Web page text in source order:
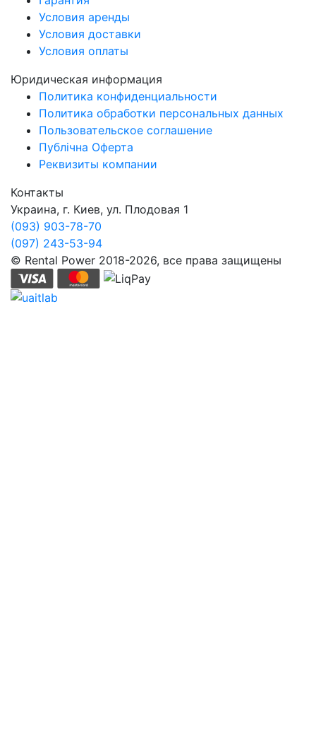
Условия аренды
Условия доставки
Условия оплаты
Юридическая информация
Политика конфиденциальности
Политика обработки персональных данных
Пользовательское соглашение
Публічна Оферта
Реквизиты компании
Контакты
Украина, г. Киев, ул. Плодовая 1
(093) 903-78-70
(097) 243-53-94
© Rental Power 2018-2026, все права защищены